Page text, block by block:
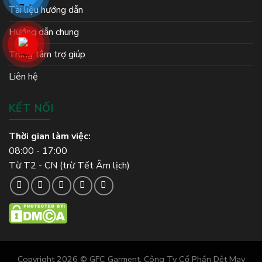
Tài liệu hướng dẫn
Hướng dẫn chung
Trung tâm trợ giúp
Liên hệ
KẾT NỐI
Thời gian làm việc:
08:00 - 17:00
Từ T2 - CN (trừ Tết Âm lịch)
Copyright 2026 © GFC Garment. Công Ty Cổ Phần Dệt May